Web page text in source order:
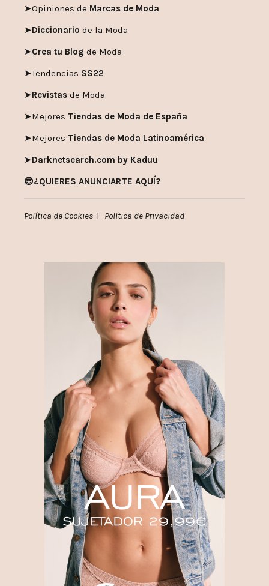
➤Opiniones de Marcas de Moda
➤Diccionario de la Moda
➤Crea tu Blog de Moda
➤Tendencias SS22
➤Revistas de Moda
➤Mejores Tiendas de Moda de España
➤Mejores Tiendas de Moda Latinoamérica
➤Darknetsearch.com by Kaduu
😎¿QUIERES ANUNCIARTE AQUÍ?
Política de Cookies I Política de Privacidad